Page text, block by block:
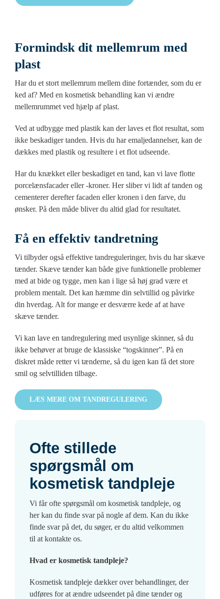
Formindsk dit mellemrum med
plast
Har du et stort mellemrum mellem dine fortænder, som du er
ked af? Med en kosmetisk behandling kan vi ændre
mellemrummet ved hjælp af plast.
Ved at udbygge med plastik kan der laves et flot resultat, som
ikke beskadiger tanden. Hvis du har emaljedannelser, kan de
dækkes med plastik og resultere i et flot udseende.
Har du knækket eller beskadiget en tand, kan vi lave flotte
porcelænsfacader eller -kroner. Her sliber vi lidt af tanden og
cementerer derefter facaden eller kronen i den farve, du
ønsker. På den måde bliver du altid glad for resultatet.
Få en effektiv tandretning
Vi tilbyder også effektive tandreguleringer, hvis du har skæve
tænder. Skæve tænder kan både give funktionelle problemer
med at bide og tygge, men kan i lige så høj grad være et
problem mentalt. Det kan hæmme din selvtillid og påvirke
din hverdag. Alt for mange er desværre kede af at have
skæve tænder.
Vi kan lave en tandregulering med usynlige skinner, så du
ikke behøver at bruge de klassiske “togskinner”. På en
diskret måde retter vi tænderne, så du igen kan få det store
smil og selvtilliden tilbage.
LÆS MERE OM TANDREGULERING
Ofte stillede
spørgsmål om
kosmetisk tandpleje
Vi får ofte spørgsmål om kosmetisk tandpleje, og
her kan du finde svar på nogle af dem. Kan du ikke
finde svar på det, du søger, er du altid velkommen
til at kontakte os.
Hvad er kosmetisk tandpleje?
Kosmetisk tandpleje dækker over behandlinger, der
udføres for at ændre udseendet på dine tænder og